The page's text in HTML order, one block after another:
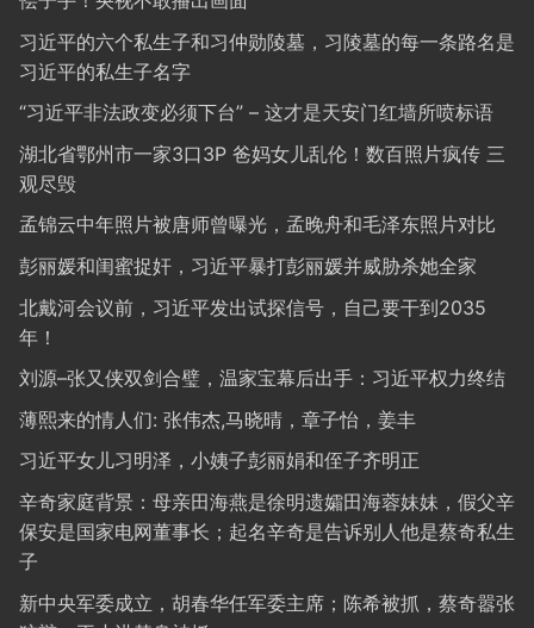
习近平的六个私生子和习仲勋陵墓，习陵墓的每一条路名是
习近平的私生子名字
“习近平非法政变必须下台” – 这才是天安门红墙所喷标语
湖北省鄂州市一家3口3P 爸妈女儿乱伦！数百照片疯传 三
观尽毁
孟锦云中年照片被唐师曾曝光，孟晚舟和毛泽东照片对比
彭丽媛和闺蜜捉奸，习近平暴打彭丽媛并威胁杀她全家
北戴河会议前，习近平发出试探信号，自己要干到2035
年！
刘源–张又侠双剑合璧，温家宝幕后出手：习近平权力终结
薄熙来的情人们: 张伟杰,马晓晴，章子怡，姜丰
习近平女儿习明泽，小姨子彭丽娟和侄子齐明正
辛奇家庭背景：母亲田海燕是徐明遗孀田海蓉妹妹，假父辛
保安是国家电网董事长；起名辛奇是告诉别人他是蔡奇私生
子
新中央军委成立，胡春华任军委主席；陈希被抓，蔡奇嚣张